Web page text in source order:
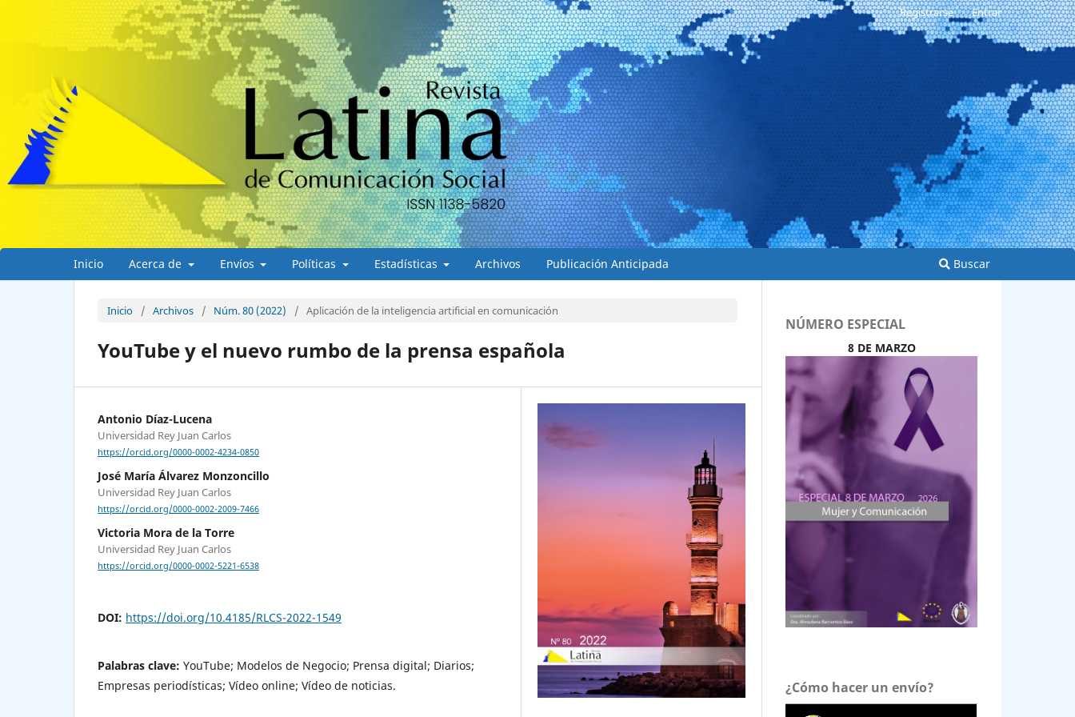
Inicio Acerca de Envíos Políticas Estadísticas Archivos Publicación Anticipada Buscar
Registrarse Entrar
Inicio / Archivos / Núm. 80 (2022) / Aplicación de la inteligencia artificial en comunicación
YouTube y el nuevo rumbo de la prensa española
Antonio Díaz-Lucena
Universidad Rey Juan Carlos
https://orcid.org/0000-0002-4234-0850
José María Álvarez Monzoncillo
Universidad Rey Juan Carlos
https://orcid.org/0000-0002-2009-7466
Victoria Mora de la Torre
Universidad Rey Juan Carlos
https://orcid.org/0000-0002-5221-6538
DOI: https://doi.org/10.4185/RLCS-2022-1549
Palabras clave: YouTube; Modelos de Negocio; Prensa digital; Diarios;
Empresas periodísticas; Vídeo online; Vídeo de noticias.
NÚMERO ESPECIAL
8 DE MARZO
¿Cómo hacer un envío?